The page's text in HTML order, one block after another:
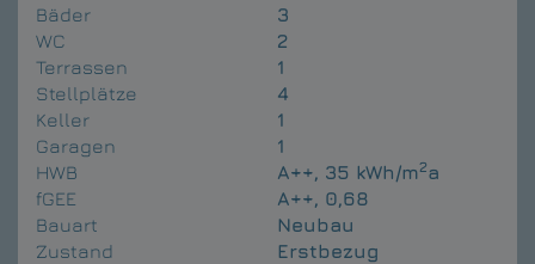
Bäder
3
WC
2
Terrassen
1
Stellplätze
4
Keller
1
Garagen
1
HWB
A++, 35 kWh/m2a
fGEE
A++, 0,68
Bauart
Neubau
Zustand
Erstbezug